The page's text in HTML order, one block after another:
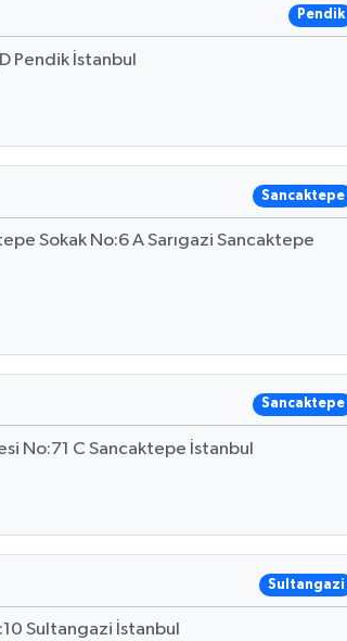
Pendik
Pendik İstanbul
Sancaktepe
Sokak No:6 A Sarıgazi Sancaktepe
Sancaktepe
No:71 C Sancaktepe İstanbul
Sultangazi
Sultangazi İstanbul